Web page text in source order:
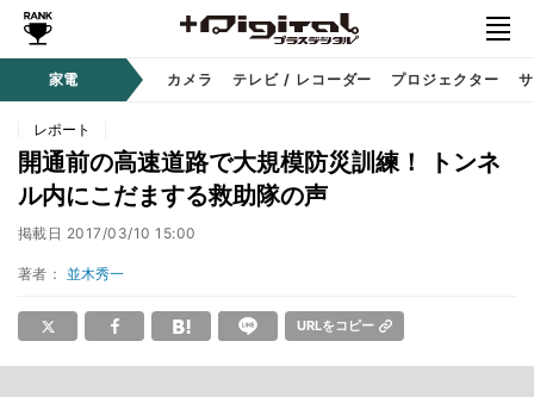
家電 カメラ テレビ / レコーダー プロジェクター
レポート
開通前の高速道路で大規模防災訓練！ トンネ
ル内にこだまする救助隊の声
掲載日 2017/03/10 15:00
著者： 並木秀一
URLをコピー